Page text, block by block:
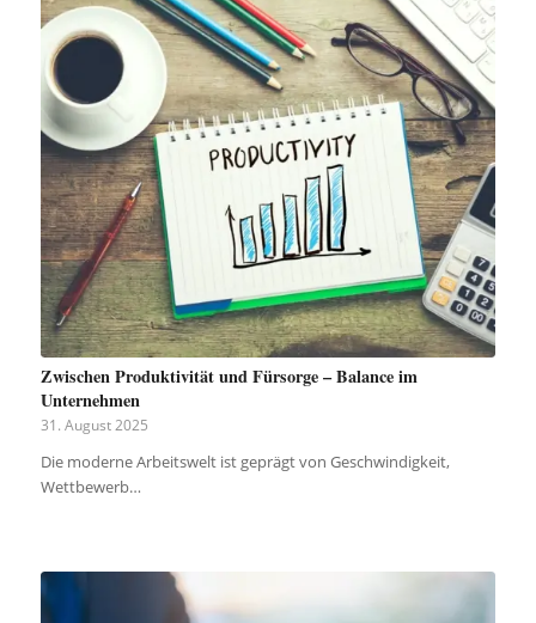
Zwischen Produktivität und Fürsorge – Balance im
Unternehmen
31. August 2025
Die moderne Arbeitswelt ist geprägt von Geschwindigkeit,
Wettbewerb…